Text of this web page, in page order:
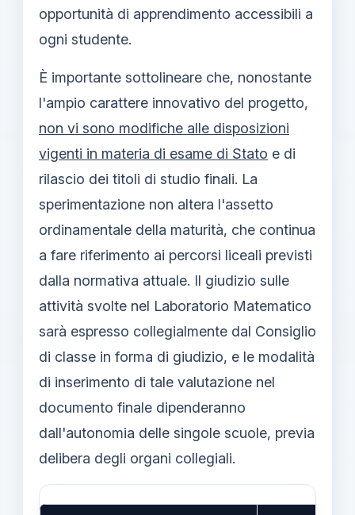
opportunità di apprendimento accessibili a
ogni studente.
È importante sottolineare che, nonostante
l'ampio carattere innovativo del progetto,
non vi sono modifiche alle disposizioni
vigenti in materia di esame di Stato e di
rilascio dei titoli di studio finali. La
sperimentazione non altera l'assetto
ordinamentale della maturità, che continua
a fare riferimento ai percorsi liceali previsti
dalla normativa attuale. Il giudizio sulle
attività svolte nel Laboratorio Matematico
sarà espresso collegialmente dal Consiglio
di classe in forma di giudizio, e le modalità
di inserimento di tale valutazione nel
documento finale dipenderanno
dall'autonomia delle singole scuole, previa
delibera degli organi collegiali.